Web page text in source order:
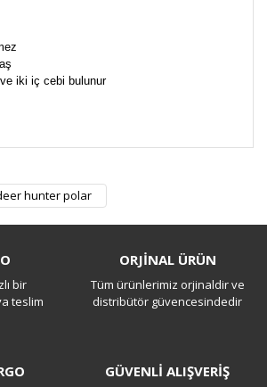
iki iç cebi bulunur
ürüne ilk yorumu siz yapın!
hunter polar
bir
teslim
ORJİNAL ÜRÜN
Tüm ürünlerimiz orjinaldir ve
distribütör güvencesindedir
GÜVENLİ ALIŞVERİŞ